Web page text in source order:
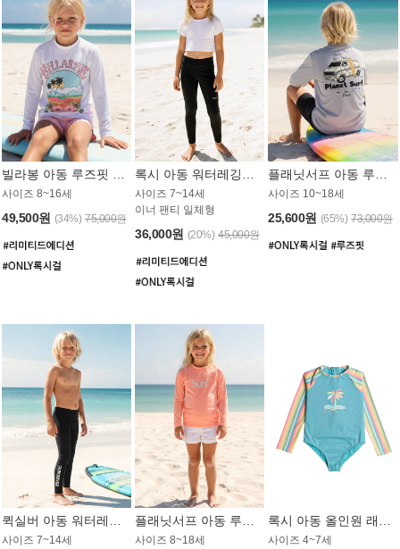
사이즈 8~16세
49,500원 (34%) 75,000원
사이즈 7~14세
이너 팬티 일체형
36,000원 (20%) 45,000원
사이즈 10~18세
25,600원 (65%) 73,000원
사이즈 7~14세
사이즈 8~18세 사이즈 4~7세